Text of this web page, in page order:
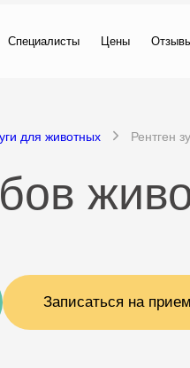
Специалисты Цены
для животных Рентген
Записаться на прием